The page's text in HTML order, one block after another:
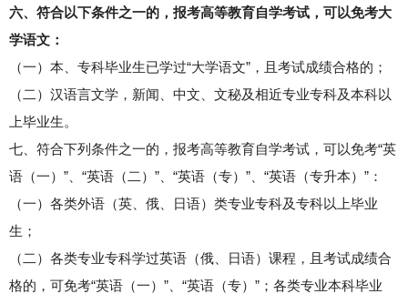
六、符合以下条件之一的，报考高等教育自学考试，可以免考大
学语文：
（一）本、专科毕业生已学过“大学语文”，且考试成绩合格的；
（二）汉语言文学，新闻、中文、文秘及相近专业专科及本科以
上毕业生。
七、符合下列条件之一的，报考高等教育自学考试，可以免考“英
语（一）”、“英语（二）”、“英语（专）”、“英语（专升本）”：
（一）各类外语（英、俄、日语）类专业专科及专科以上毕业
生；
（二）各类专业专科学过英语（俄、日语）课程，且考试成绩合
格的，可免考“英语（一）”、“英语（专）”；各类专业本科毕业